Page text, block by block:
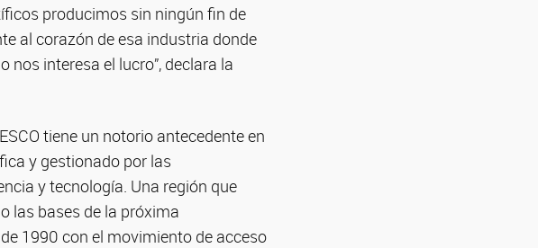
producimos sin ningún fin de
al corazón de esa industria donde
interesa el lucro”, declara la
tiene un notorio antecedente en
y gestionado por las
y tecnología. Una región que
las bases de la próxima
1990 con el movimiento de acceso